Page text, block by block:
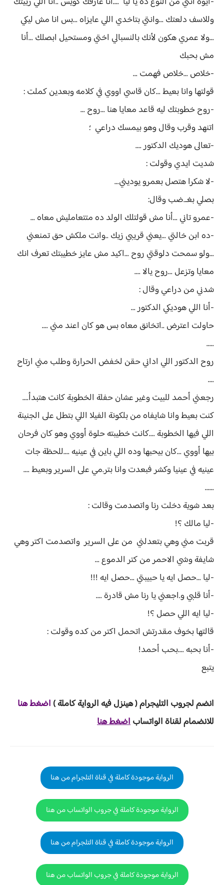
وللاسف دلعتك ...وانتي بتاخدي اللي عايزاه ...بس انا مش ليكي
...ولا عمري هكون لأنك بالنسبالي اختي ومستحيل ابصلك ...أنا
مش بحبك
-خلاص ...خلاص فهمت ...
قولتها وانا بعيط ...كان قاسي اووي في كلامه وبعدين كملت :
-روح خطوبتك ليه قاعد معايا هنا ...روح ...
اتنهد وقرب وقال وهو بيمسك دراعي ؛
-تعالى هوديك الدكتور ....
شديت ايدي وقولت :
-لا شكرا هتصل بعمرو يوديني...
بصلي بغـ.ضب وقال:
-عمرو تاني ...أنا مش قولتلك الولد ده متتعامليش معاه ...
-ده ابن خالتي ...يعني قريبي زيك ..وانت ملكش حق تمنعني
...ولو سمحت دلوقتي روح ...اكيد مش عايز خطيبتك تعرف انك
معايا وتزعل ...روح يالا ....
شدني من دراعي وقال :
-أنا اللي هوديكي الدكتور ...
حاولت اعترض ..اتخانق معاه بس هو كان اعند مني ....
.....
روح الدكتور اللي اداني حقن لخفض الحرارة وطلب مني ارتاح
....
رجعني أحمد للبيت وغير عشان حفلة الخطوبة كانت هتبدأ....
كنت بعيط وانا شايفاه من بلكونة الفيلا اللي بتطل على الجنينة
اللي فيها الخطوبة ....كانت خطيبته حلوة أووي وهو كان فرحان
بيها أووي ...كان بيحبها وده اللي باين في عينيه ....للحظة جات
عينيه في عينيا وكشر فبعدت وانا بتر.مي على السرير وبعيط ....
......
بعد شوية دخلت رنا واتصدمت وقالت :
-ليا مالك ؟!
قربت مني وهي بتعدلني من على السرير واتصدمت اكتر وهي
شايفة وشي الاحمر من كتر الدموع ...
-ليا ...حصل ايه يا حبيبتي ...حصل ايه !!!
-أنا قلبي و.اجعني يا رنا مش قادرة ....
-ليا ايه اللي حصل ؟!
قالتها بخوف مقدرتش اتحمل اكتر من كده وقولت :
-أنا بحبه ....بحب أحمد!
يتبع
انضم لجروب التليجرام ( هينزل فيه الرواية كاملة ) اضغط هنا
للانضمام لقناة الواتساباضغط هنا
الرواية موجودة كاملة في قناة التلجرام من هنا
الرواية موجودة كاملة في جروب الواتساب من هنا
الرواية موجودة كاملة في قناة التلجرام من هنا
الرواية موجودة كاملة في جروب الواتساب من هنا